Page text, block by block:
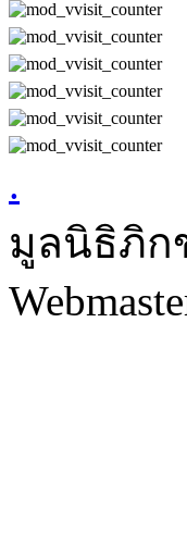
.
มูลนิธิภิก